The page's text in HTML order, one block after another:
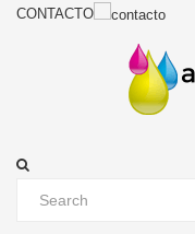
CONTACTO